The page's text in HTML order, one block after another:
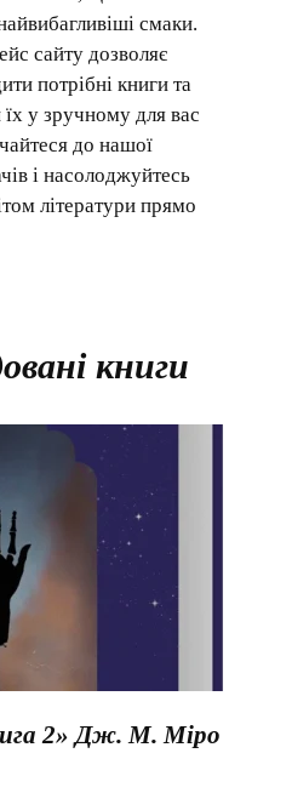
смаки.
сайту дозволяє
потрібні книги та
їх у зручному для вас
до нашої
і насолоджуйтесь
літератури прямо
книги
2» Дж. М. Міро